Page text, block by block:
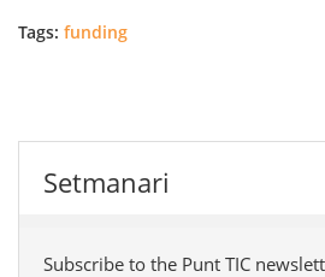
Tags: funding
Setmanari
Subscribe to the Punt TIC